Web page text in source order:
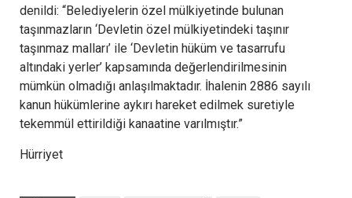
denildi: “Belediyelerin özel mülkiyetinde bulunan
taşınmazların ‘Devletin özel mülkiyetindeki taşınır
taşınmaz malları’ ile ‘Devletin hüküm ve tasarrufu
altındaki yerler’ kapsamında değerlendirilmesinin
mümkün olmadığı anlaşılmaktadır. İhalenin 2886 sayılı
kanun hükümlerine aykırı hareket edilmek suretiyle
tekemmül ettirildiği kanaatine varılmıştır.”
Hürriyet